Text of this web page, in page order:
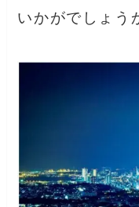
いかがでしょう